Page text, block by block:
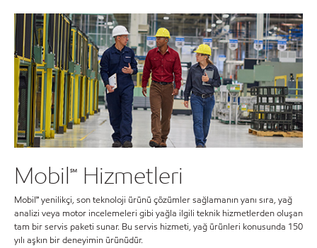
Mobil℠ Hizmetleri
Mobil℠ yenilikçi, son teknoloji ürünü çözümler sağlamanın yanı sıra, yağ
analizi veya motor incelemeleri gibi yağla ilgili teknik hizmetlerden oluşan
tam bir servis paketi sunar. Bu servis hizmeti, yağ ürünleri konusunda 150
yılı aşkın bir deneyimin ürünüdür.